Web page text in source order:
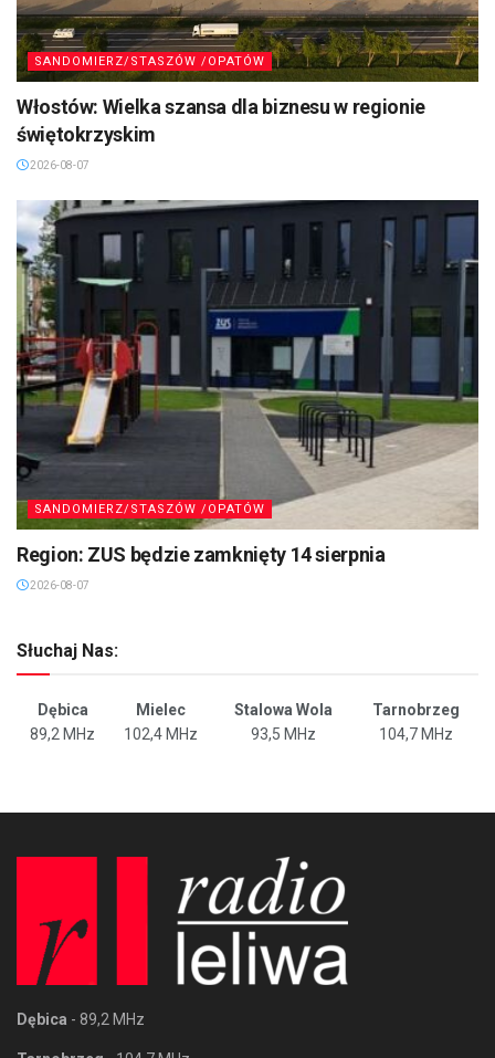
SANDOMIERZ/STASZÓW /OPATÓW
Włostów: Wielka szansa dla biznesu w regionie
świętokrzyskim
2026-08-07
SANDOMIERZ/STASZÓW /OPATÓW
Region: ZUS będzie zamknięty 14 sierpnia
2026-08-07
Słuchaj Nas:
Dębica Mielec Stalowa Wola
Tarnobrzeg
89,2 MHz
102,4 MHz 93,5 MHz 104,7 MHz
Dębica - 89,2 MHz